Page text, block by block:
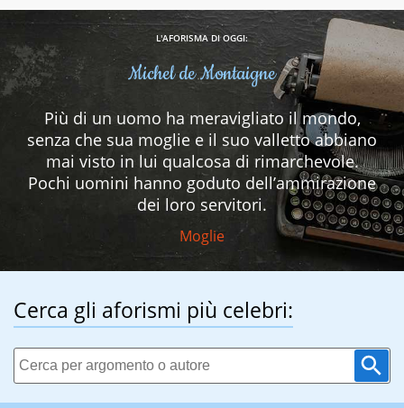
L'AFORISMA DI OGGI:
Michel de Montaigne
Più di un uomo ha meravigliato il mondo,
senza che sua moglie e il suo valletto abbiano
mai visto in lui qualcosa di rimarchevole.
Pochi uomini hanno goduto dell’ammirazione
dei loro servitori.
Moglie
Cerca gli aforismi più celebri: